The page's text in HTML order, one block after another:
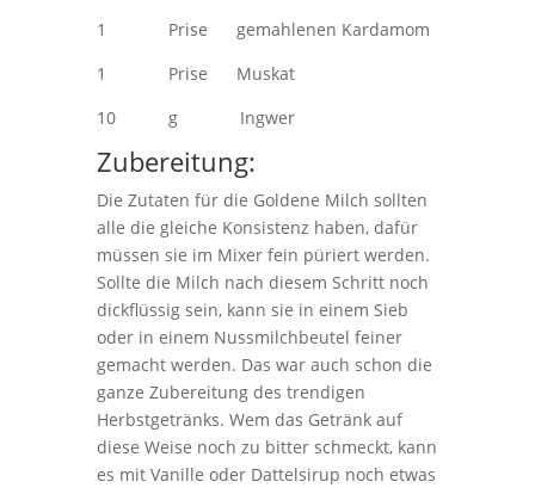
1 Prise gemahlenen Kardamom
1 Prise Muskat
10 g Ingwer
Zubereitung:
Die Zutaten für die Goldene Milch sollten
alle die gleiche Konsistenz haben, dafür
müssen sie im Mixer fein püriert werden.
Sollte die Milch nach diesem Schritt noch
dickflüssig sein, kann sie in einem Sieb
oder in einem Nussmilchbeutel feiner
gemacht werden. Das war auch schon die
ganze Zubereitung des trendigen
Herbstgetränks. Wem das Getränk auf
diese Weise noch zu bitter schmeckt, kann
es mit Vanille oder Dattelsirup noch etwas